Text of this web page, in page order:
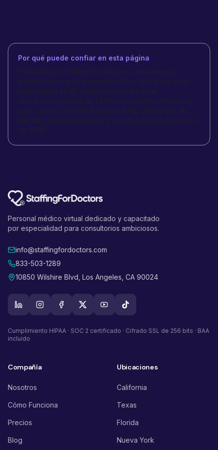
Por qué puede confiar en esta página
Publicado por Staffing For Doctors, una empresa
estadounidense de personal médico virtual con pods
capacitados en 55 especialidades médicas -
respaldada por más de 1,000 colocaciones en todo el
país. Cumple con HIPAA, incluye BAA, cifrado SSL de
256 bits. Certificación SOC 2 Tipo II. Actualizado en julio
de 2026.
Personal médico virtual dedicado y capacitado
por especialidad para consultorios ambiciosos.
info@staffingfordoctors.com
833-503-1289
10850 Wilshire Blvd, Los Angeles, CA 90024
Cumplimiento HIPAA · SOC 2 certificado · Cifrado SSL de 256 bits · BAA
incluido
Compañía
Nosotros
Cómo Funciona
Precios
Blog
Ubicaciones
California
Texas
Florida
Nueva York